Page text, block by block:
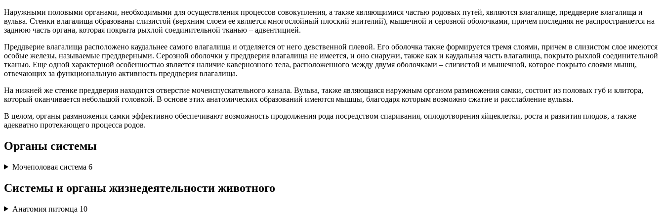
Наружными половыми органами, необходимыми для осуществления процессов совокупления, а также являющимися частью родовых путей, являются влагалище, преддверие влагалища и
вульва. Стенки влагалища образованы слизистой (верхним слоем ее является многослойный плоский эпителий), мышечной и серозной оболочками, причем последняя не распространяется на
заднюю часть органа, которая покрыта рыхлой соединительной тканью – адвентицией.
Преддверие влагалища расположено каудальнее самого влагалища и отделяется от него девственной плевой. Его оболочка также формируется тремя слоями, причем в слизистом слое имеются
особые железы, называемые преддверными. Серозной оболочки у преддверия влагалища не имеется, и оно снаружи, также как и каудальная часть влагалища, покрыто рыхлой соединительной
тканью. Еще одной характерной особенностью является наличие кавернозного тела, расположенного между двумя оболочками – слизистой и мышечной, которое покрыто слоями мышц,
отвечающих за функциональную активность преддверия влагалища.
На нижней же стенке преддверия находится отверстие мочеиспускательного канала. Вульва, также являющаяся наружным органом размножения самки, состоит из половых губ и клитора,
который оканчивается небольшой головкой. В основе этих анатомических образований имеются мышцы, благодаря которым возможно сжатие и расслабление вульвы.
В целом, органы размножения самки эффективно обеспечивают возможность продолжения рода посредством спаривания, оплодотворения яйцеклетки, роста и развития плодов, а также
адекватно протекающего процесса родов.
Органы системы
Мочеполовая система 6
Системы и органы жизнедеятельности животного
Анатомия питомца 10